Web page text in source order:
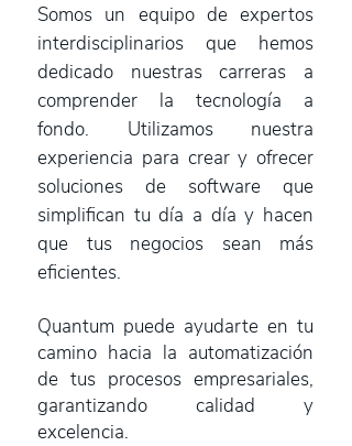
Somos un equipo de expertos
interdisciplinarios que hemos
dedicado nuestras carreras a
comprender la tecnología a
fondo. Utilizamos nuestra
experiencia para crear y ofrecer
soluciones de software que
simplifican tu día a día y hacen
que tus negocios sean más
eficientes.
Quantum puede ayudarte en tu
camino hacia la automatización
de tus procesos empresariales,
garantizando calidad y
excelencia.